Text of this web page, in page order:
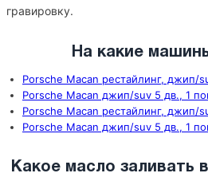
гравировку.
На какие
Porsche Macan рестайлинг, джип/
Porsche Macan джип/suv 5 дв., 1
Porsche Macan рестайлинг, джип/
Porsche Macan джип/suv 5 дв., 1
Какое масло заливать